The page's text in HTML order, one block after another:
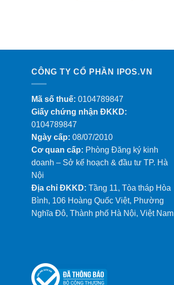
CÔNG TY CỔ PHẦN IPOS.VN
Mã số thuế: 0104789847
Giấy chứng nhận ĐKKD:
0104789847
Ngày cấp: 08/07/2010
Cơ quan cấp: Phòng Đăng ký kinh
doanh – Sở kế hoạch & đầu tư TP. Hà
Nội
Địa chỉ ĐKKD: Tầng 11, Tòa tháp Hòa
Bình, 106 Hoàng Quốc Việt, Phường
Nghĩa Đô, Thành phố Hà Nội, Việt Nam